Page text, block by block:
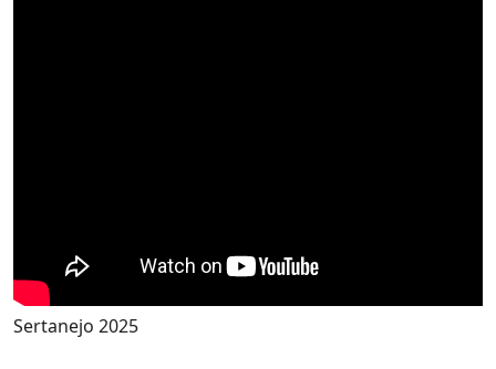
Sertanejo 2025